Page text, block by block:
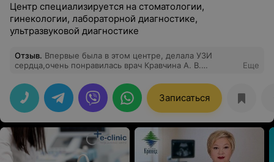
Центр специализируется на стоматологии,
гинекологии, лабораторной диагностике,
ультразвуковой диагностике
Отзыв. Впервые была в этом центре, делала УЗИ
сердца,очень понравилась врач Кравчина А. В.
Еще
Записаться